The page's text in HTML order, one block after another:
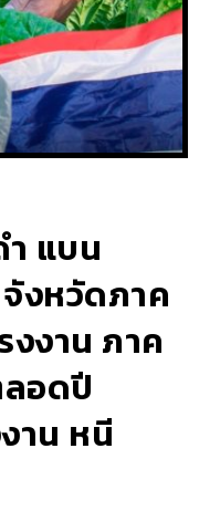
แบน
งหวัดภาค
งงาน ภาค
ลอดปี
าน หนี